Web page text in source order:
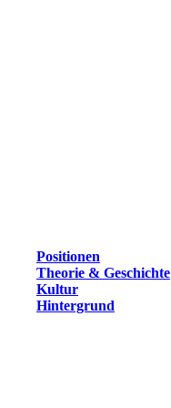
Positionen
Theorie & Geschichte
Kultur
Hintergrund